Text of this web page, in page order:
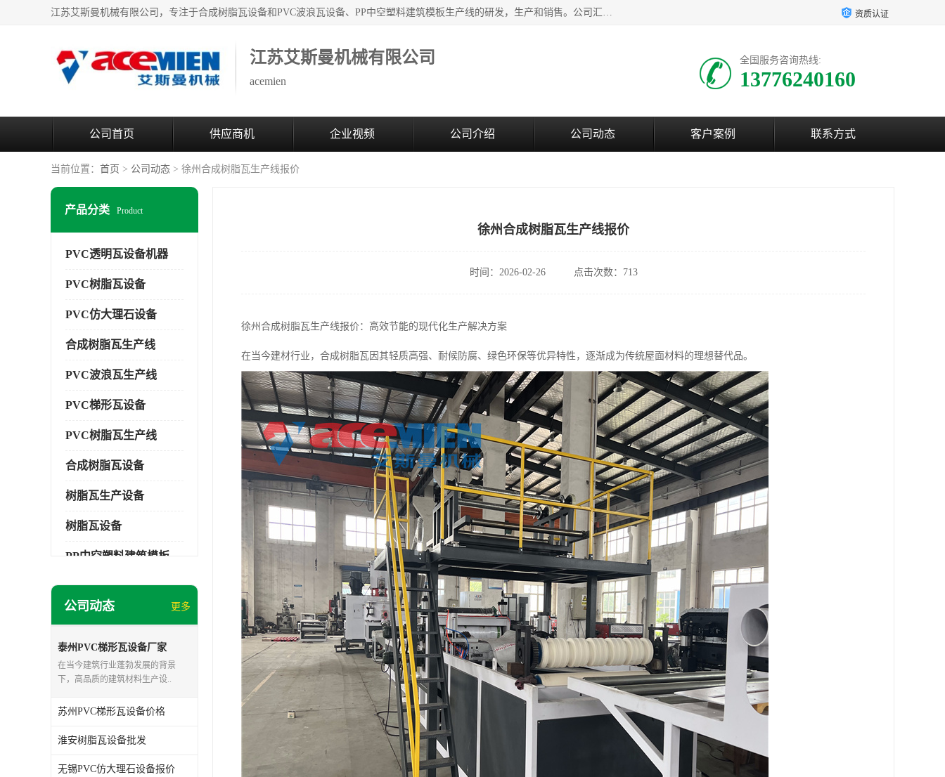
江苏艾斯曼机械有限公司，专注于合成树脂瓦设备和PVC波浪瓦设备、PP中空塑料建筑模板生产线的研发，生产和销售。公司汇集了一批专业技术领域的优秀人才，组成了以中青年科技精英为骨干的高素质科研队伍，在不断的产品研发实践中积累了丰富的产品设计经验和精深的理论知识。 资质认证
江苏艾斯曼机械有限公司
acemien
全国服务咨询热线:
13776240160
公司首页 供应商机 企业视频 公司介绍 公司动态 客户案例 联系方式
当前位置： 首页 > 公司动态 > 徐州合成树脂瓦生产线报价
产品分类 Product
PVC透明瓦设备机器
PVC树脂瓦设备
PVC仿大理石设备
合成树脂瓦生产线
PVC波浪瓦生产线
PVC梯形瓦设备
PVC树脂瓦生产线
合成树脂瓦设备
树脂瓦生产设备
树脂瓦设备
塑料建筑模板
公司动态 更多
泰州PVC梯形瓦设备厂家
在当今建筑行业蓬勃发展的背景
下，高品质的建筑材料生产设..
苏州PVC梯形瓦设备价格
淮安树脂瓦设备批发
无锡PVC仿大理石设备报价
徐州合成树脂瓦生产线报价
时间：2026-02-26 点击次数：713
徐州合成树脂瓦生产线报价：高效节能的现代化生产解决方案
在当今建材行业，合成树脂瓦因其轻质高强、耐候防腐、绿色环保等优异特性，逐渐成为传统屋面材料的理想替代品。